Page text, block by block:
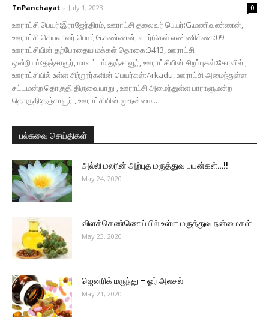
TnPanchayat - July 1, 2023 0
ஊராட்சி பெயர்:இராஜேந்திரம், ஊராட்சி தலைவர் பெயர்:G.மணிவண்ணன்,
ஊராட்சி செயலாளர் பெயர்G.கண்ணன், வார்டுகள் எண்ணிக்கை:09
ஊராட்சியின் தற்போதைய மக்கள் தொகை:3413, ஊராட்சி
ஒன்றியம்:தஞ்சாவூர், மாவட்டம்:தஞ்சாவூர், ஊராட்சியின் சிறப்புகள்:கோவில் ,
ஊராட்சியில் உள்ள சிற்றூர்களின் பெயர்கள்:Arkadu, ஊராட்சி அமைந்துள்ள
சட்டமன்ற தொகுதி:திருவையாறு , ஊராட்சி அமைந்துள்ள பாராளுமன்ற
தொகுதி:தஞ்சாவூர் , ஊராட்சியின் முதன்மை...
பல்சுவை செய்திகள்
அல்லி மலரின் அற்புத மருத்துவ பயன்கள்…!!
May 24, 2020
விளக்கெண்ணெய்யில் உள்ள மருத்துவ நன்மைகள்
May 23, 2020
ஜெனரிக் மருந்து – ஓர் அலசல்
May 21, 2020